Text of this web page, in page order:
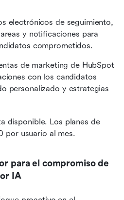
electrónicos de seguimiento,
y notificaciones para
comprometidos.
de marketing de HubSpot
con los candidatos
personalizado y estrategias
disponible. Los planes de
por usuario al mes.
para el compromiso de
IA